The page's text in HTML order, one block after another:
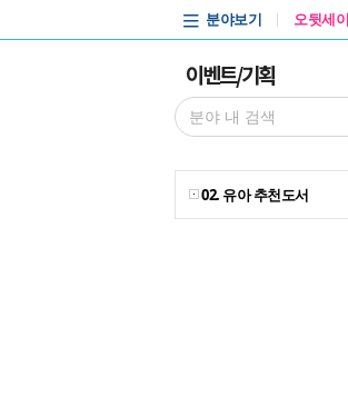
분야보기 오뒷세
이벤트/기획
02. 유아 추천도서